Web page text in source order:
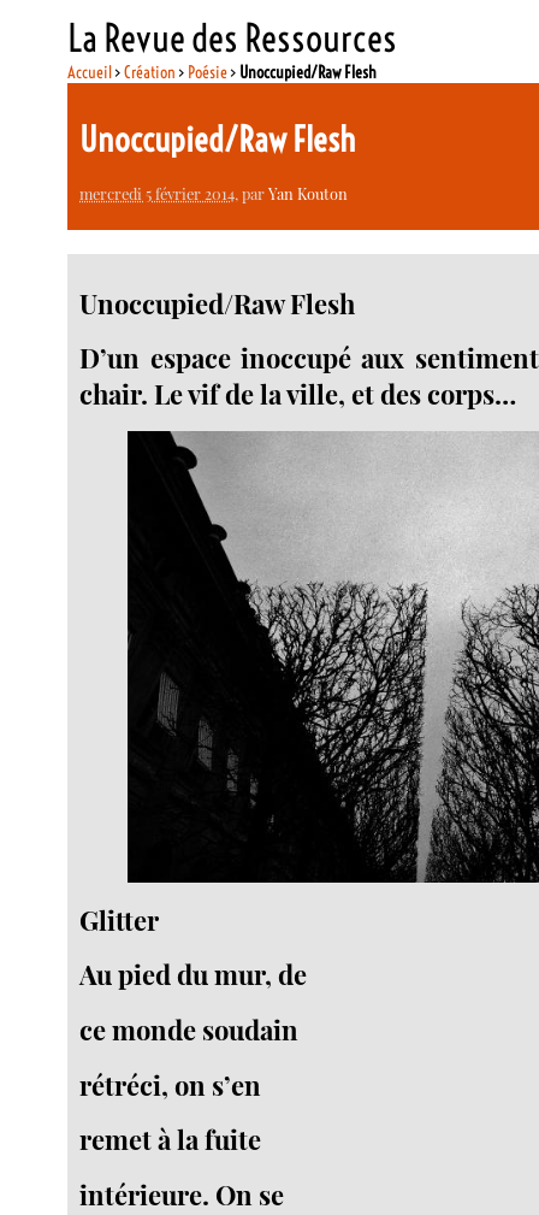
La Revue des Ressources
Accueil>Création > Poésie> Unoccupied/Raw Flesh
Unoccupied/Raw Flesh
mercredi 5 février 2014, parYan Kouton
Unoccupied/Raw Flesh
D’un espace inoccupé aux
chair. Le vif de la ville, et des corps…
Glitter
Au pied du mur, de
ce monde soudain
rétréci, on s’en
remet à la fuite
intérieure. On se